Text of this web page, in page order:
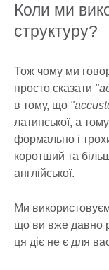
Коли ми
структуру?
Тож чому ми
просто сказати
в тому, що
латинської, а
формально і
коротший та
англійської.
Ми
що ви вже давно
ця діє не є для